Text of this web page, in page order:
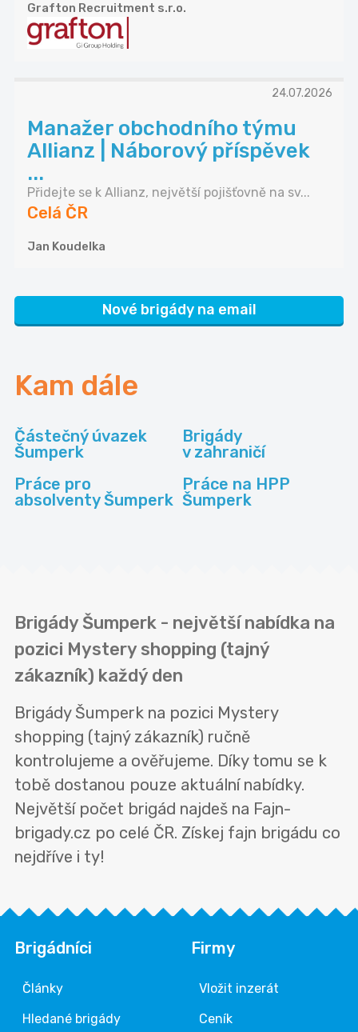
Grafton Recruitment s.r.o.
24.07.2026
Manažer obchodního týmu
Allianz | Náborový příspěvek
...
Přidejte se k Allianz, největší pojišťovně na sv...
Celá ČR
Jan Koudelka
Nové brigády na email
Kam dále
Částečný úvazek
Šumperk
Brigády
v zahraničí
Práce pro
absolventy Šumperk
Práce na HPP
Šumperk
Brigády Šumperk - největší nabídka na
pozici Mystery shopping (tajný
zákazník) každý den
Brigády Šumperk na pozici Mystery
shopping (tajný zákazník) ručně
kontrolujeme a ověřujeme. Díky tomu se k
tobě dostanou pouze aktuální nabídky.
Největší počet brigád najdeš na Fajn-
brigady.cz po celé ČR. Získej fajn brigádu co
nejdříve i ty!
Brigádníci
Články
Hledané brigády
Firmy
Vložit inzerát
Ceník